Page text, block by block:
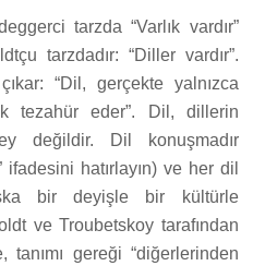
tarzda “Varlık vardır”
tarzdadır: “Diller vardır”.
“Dil, gerçekte yalnızca
tezahür eder”. Dil, dillerin
değildir. Dil konuşmadır
ifadesini hatırlayın) ve her dil
bir deyişle bir kültürle
ve Troubetskoy tarafından
tanımı gereği “diğerlerinden